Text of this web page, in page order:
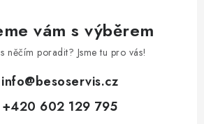
vám s výběrem
něčím poradit? Jsme tu pro vás!
info@besoservis.cz
+420 602 129 795